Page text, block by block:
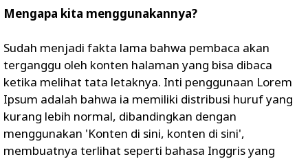
Mengapa kita menggunakannya?
Sudah menjadi fakta lama bahwa pembaca akan
terganggu oleh konten halaman yang bisa dibaca
ketika melihat tata letaknya. Inti penggunaan Lorem
Ipsum adalah bahwa ia memiliki distribusi huruf yang
kurang lebih normal, dibandingkan dengan
menggunakan 'Konten di sini, konten di sini',
membuatnya terlihat seperti bahasa Inggris yang